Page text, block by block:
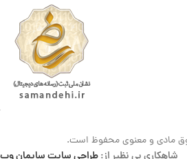
مادی و معنوی محفوظ است.